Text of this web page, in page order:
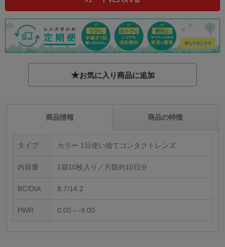
★お気に入り商品に追加
商品情報
タイプ カラー 1日使い捨てコンタクトレンズ
内容量 1箱10枚入り／片眼約10日分
BC/DIA 8.7/14.2
PWR 0.00～-9.00
商品の特徴